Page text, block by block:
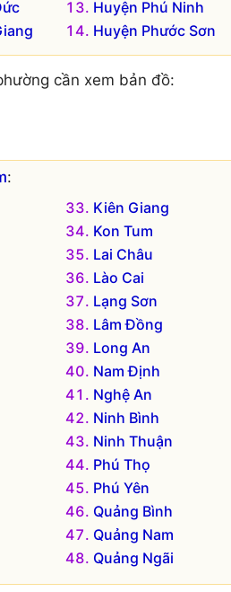
Huyện Phú Ninh
Huyện Phước Sơn
cần xem bản đồ:
:
Kiên Giang
Kon Tum
Lai Châu
Lào Cai
Lạng Sơn
Lâm Đồng
Long An
Nam Định
Nghệ An
Ninh Bình
Ninh Thuận
Phú Thọ
Phú Yên
Quảng Bình
Quảng Nam
Quảng Ngãi